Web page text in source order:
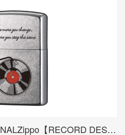
THE BAWDIES ORIGINALZippo【RECORD DESIGN】シリアルナンバー入り